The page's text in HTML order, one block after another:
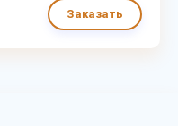
Заказать